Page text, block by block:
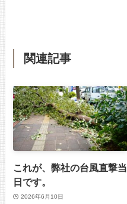
関連記事
これが、弊社の台風直撃当
日です。
2026年6月10日